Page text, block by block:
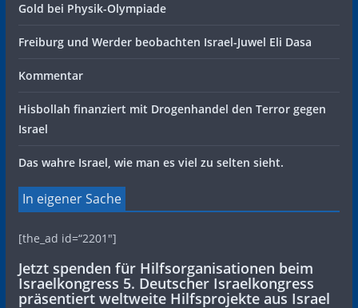
Gold bei Physik-Olympiade
Freiburg und Werder beobachten Israel-Juwel Eli Dasa
Kommentar
Hisbollah finanziert mit Drogenhandel den Terror gegen
Israel
Das wahre Israel, wie man es viel zu selten sieht.
In eigener Sache
[the_ad id=“2201″]
Jetzt spenden für Hilfsorganisationen beim
Israelkongress 5. Deutscher Israelkongress
präsentiert weltweite Hilfsprojekte aus Israel